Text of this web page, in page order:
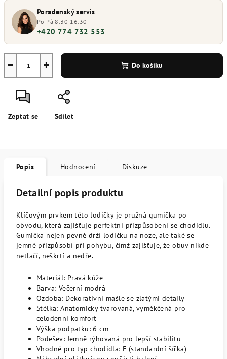
Poradenský servis
Po-Pá 8:30-16:30
+420 774 732 553
+
− Do košíku
Zeptat se Sdílet
Popis Hodnocení Diskuze
Detailní popis produktu
Klíčovým prvkem této lodičky je pružná gumička po
obvodu, která zajišťuje perfektní přizpůsobení se chodidlu.
Gumička nejen pevně drží lodičku na noze, ale také se
jemně přizpůsobí při pohybu, čímž zajišťuje, že obuv nikde
netlačí, neškrtí a nedře.
Materiál: Pravá kůže
Barva: Večerní modrá
Ozdoba: Dekorativní mašle se zlatými detaily
Stélka: Anatomicky tvarovaná, vyměkčená pro
celodenní komfort
Výška podpatku: 6 cm
Podešev: Jemně rýhovaná pro lepší stabilitu
Vhodné pro typ chodidla: F (standardní šířka)